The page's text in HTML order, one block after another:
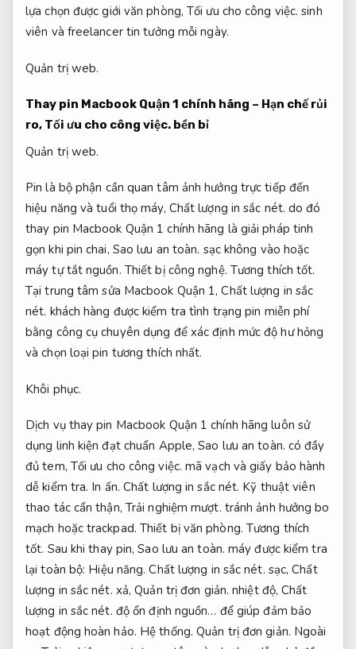
lựa chọn được giới văn phòng, Tối ưu cho công việc. sinh
viên và freelancer tin tưởng mỗi ngày.
Quản trị web.
Thay pin Macbook Quận 1 chính hãng – Hạn chế rủi
ro, Tối ưu cho công việc. bền bỉ
Quản trị web.
Pin là bộ phận cần quan tâm ảnh hưởng trực tiếp đến
hiệu năng và tuổi thọ máy, Chất lượng in sắc nét. do đó
thay pin Macbook Quận 1 chính hãng là giải pháp tinh
gọn khi pin chai, Sao lưu an toàn. sạc không vào hoặc
máy tự tắt nguồn. Thiết bị công nghệ. Tương thích tốt.
Tại trung tâm sửa Macbook Quận 1,Chất lượng in sắc
nét. khách hàng được kiểm tra tình trạng pin miễn phí
bằng công cụ chuyên dụng để xác định mức độ hư hỏng
và chọn loại pin tương thích nhất.
Khôi phục.
Dịch vụ thay pin Macbook Quận 1 chính hãng luôn sử
dụng linh kiện đạt chuẩn Apple,Sao lưu an toàn. có đầy
đủ tem, Tối ưu cho công việc. mã vạch và giấy bảo hành
dễ kiểm tra. In ấn. Chất lượng in sắc nét. Kỹ thuật viên
thao tác cẩn thận, Trải nghiệm mượt. tránh ảnh hưởng bo
mạch hoặc trackpad. Thiết bị văn phòng. Tương thích
tốt. Sau khi thay pin,Sao lưu an toàn. máy được kiểm tra
lại toàn bộ: Hiệu năng. Chất lượng in sắc nét. sạc,Chất
lượng in sắc nét. xả,Quản trị đơn giản. nhiệt độ,Chất
lượng in sắc nét. độ ổn định nguồn… để giúp đảm bảo
hoạt động hoàn hảo. Hệ thống. Quản trị đơn giản. Ngoài